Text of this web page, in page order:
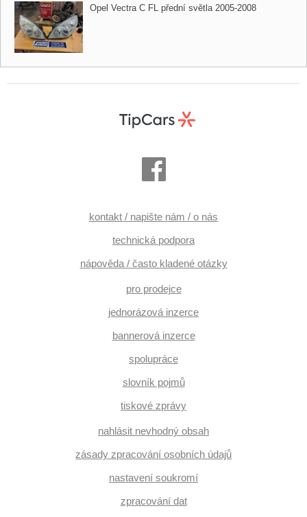
Opel Vectra C FL přední světla 2005​-2008
kontakt / napište nám / o nás
technická podpora
nápověda / často kladené otázky
pro prodejce
jednorázová inzerce
bannerová inzerce
spolupráce
slovník pojmů
tiskové zprávy
nahlásit nevhodný obsah
zásady zpracování osobních údajů
nastavení soukromí
zpracování dat